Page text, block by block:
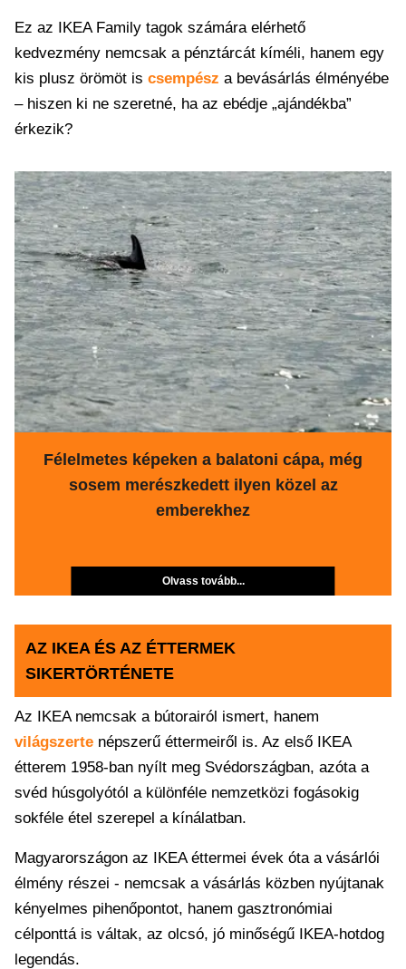
Ez az IKEA Family tagok számára elérhető
kedvezmény nemcsak a pénztárcát kíméli, hanem egy
kis plusz örömöt is csempész a bevásárlás élményébe
– hiszen ki ne szeretné, ha az ebédje „ajándékba”
érkezik?
Félelmetes képeken a balatoni cápa, még
sosem merészkedett ilyen közel az
emberekhez
Olvass tovább...
AZ IKEA ÉS AZ ÉTTERMEK
SIKERTÖRTÉNETE
Az IKEA nemcsak a bútorairól ismert, hanem
világszerte népszerű éttermeiről is. Az első IKEA
étterem 1958-ban nyílt meg Svédországban, azóta a
svéd húsgolyótól a különféle nemzetközi fogásokig
sokféle étel szerepel a kínálatban.
Magyarországon az IKEA éttermei évek óta a vásárlói
élmény részei - nemcsak a vásárlás közben nyújtanak
kényelmes pihenőpontot, hanem gasztronómiai
célponttá is váltak, az olcsó, jó minőségű IKEA-hotdog
legendás.